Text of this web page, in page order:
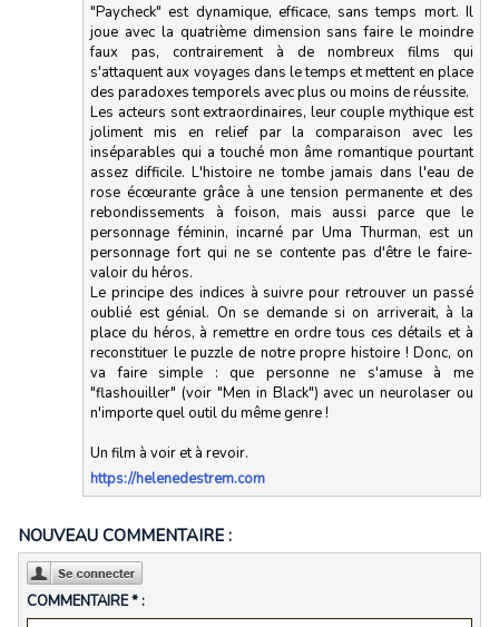
"Paycheck" est dynamique, efficace, sans temps mort. Il
joue avec la quatrième dimension sans faire le moindre
faux pas, contrairement à de nombreux films qui
s'attaquent aux voyages dans le temps et mettent en place
des paradoxes temporels avec plus ou moins de réussite.
Les acteurs sont extraordinaires, leur couple mythique est
joliment mis en relief par la comparaison avec les
inséparables qui a touché mon âme romantique pourtant
assez difficile. L'histoire ne tombe jamais dans l'eau de
rose écœurante grâce à une tension permanente et des
rebondissements à foison, mais aussi parce que le
personnage féminin, incarné par Uma Thurman, est un
personnage fort qui ne se contente pas d'être le faire-
valoir du héros.
Le principe des indices à suivre pour retrouver un passé
oublié est génial. On se demande si on arriverait, à la
place du héros, à remettre en ordre tous ces détails et à
reconstituer le puzzle de notre propre histoire ! Donc, on
va faire simple : que personne ne s'amuse à me
"flashouiller" (voir "Men in Black") avec un neurolaser ou
n'importe quel outil du même genre !
Un film à voir et à revoir.
https://helenedestrem.com
NOUVEAU COMMENTAIRE :
COMMENTAIRE * :